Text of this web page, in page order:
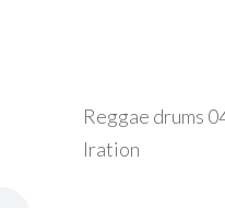
Reggae drums
Iration